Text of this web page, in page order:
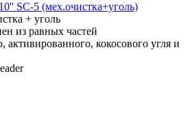
SC-5 (мех.очистка+уголь)
+ уголь
из равных частей
активированного, кокосового угля и